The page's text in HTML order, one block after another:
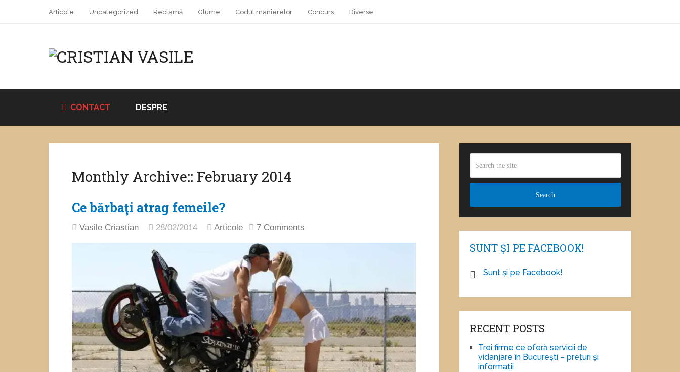
Articole Uncategorized Reclamă Glume Codul manierelor Concurs Diverse
CONTACT DESPRE
Monthly Archive:: February 2014
Ce bărbaţi atrag femeile?
Vasile Criastian 28/02/2014 Articole 7 Comments
SUNT ȘI PE FACEBOOK!
Sunt și pe Facebook!
RECENT POSTS
Trei firme ce oferă servicii de
vidanjare în București – prețuri și
informații